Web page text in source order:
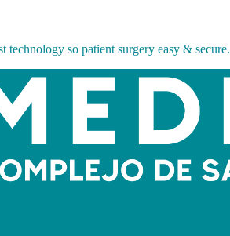
so patient surgery easy & secure.